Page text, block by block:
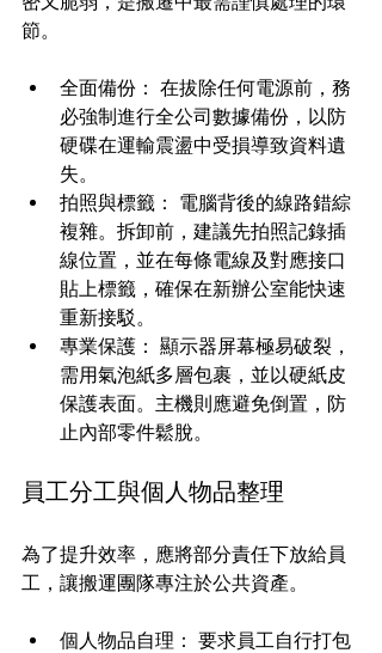
節。
全面備份： 在拔除任何電源前，務
必強制進行全公司數據備份，以防
硬碟在運輸震盪中受損導致資料遺
失。
拍照與標籤： 電腦背後的線路錯綜
複雜。拆卸前，建議先拍照記錄插
線位置，並在每條電線及對應接口
貼上標籤，確保在新辦公室能快速
重新接駁。
專業保護： 顯示器屏幕極易破裂，
需用氣泡紙多層包裹，並以硬紙皮
保護表面。主機則應避免倒置，防
止內部零件鬆脫。
員工分工與個人物品整理
為了提升效率，應將部分責任下放給員
工，讓搬運團隊專注於公共資產。
個人物品自理： 要求員工自行打包